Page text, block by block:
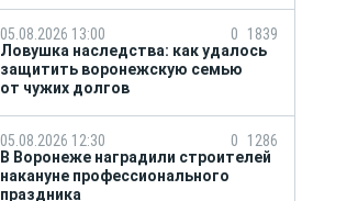
05.08.2026 13:00 0
1839
Ловушка наследства: как удалось
защитить воронежскую семью
от чужих долгов
05.08.2026 12:30 0
1286
В Воронеже наградили строителей
накануне профессионального
праздника